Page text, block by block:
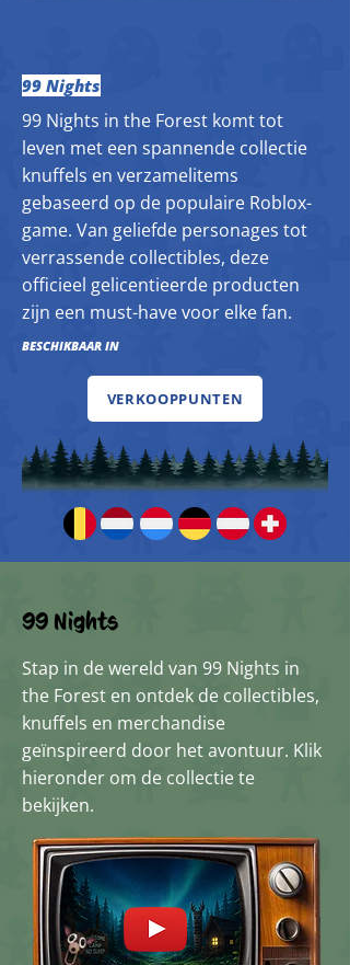
99 Nights
99 Nights in the Forest komt tot
leven met een spannende collectie
knuffels en verzamelitems
gebaseerd op de populaire Roblox-
game. Van geliefde personages tot
verrassende collectibles, deze
officieel gelicentieerde producten
zijn een must-have voor elke fan.
BESCHIKBAAR IN
VERKOOPPUNTEN
99 Nights
Stap in de wereld van 99 Nights in
the Forest en ontdek de collectibles,
knuffels en merchandise
geïnspireerd door het avontuur. Klik
hieronder om de collectie te
bekijken.